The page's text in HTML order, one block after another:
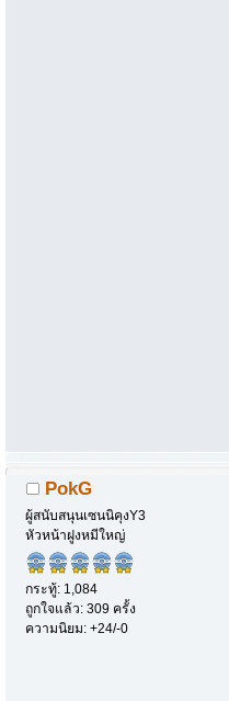
PokG
ผู้สนับสนุนเซนนิคุงY3
หัวหน้าฝูงหมีใหญ่
กระทู้: 1,084
ถูกใจแล้ว: 309 ครั้ง
ความนิยม: +24/-0